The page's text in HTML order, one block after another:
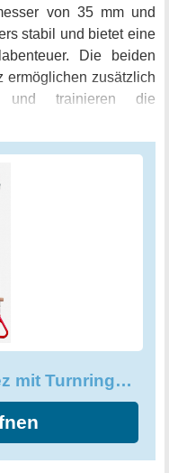
von 35 mm und
stabil und bietet eine
Die beiden
ermöglichen zusätzlich
und trainieren die
aus Holz lädt ein
und rundet das
Das Loggyland
ist ein hochwertiges
seine Stabilität und
Loggyland Hartholztrapez mit Turnringen und Seil, Seilringe am Trapez